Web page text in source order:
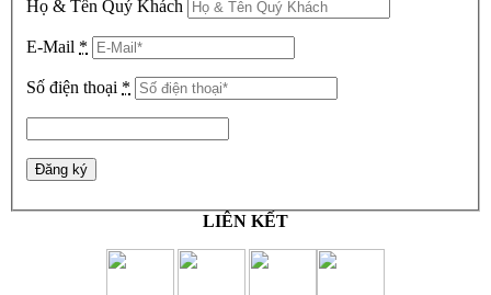
Họ & Tên Quý Khách
E-Mail *
Số điện thoại *
LIÊN KẾT